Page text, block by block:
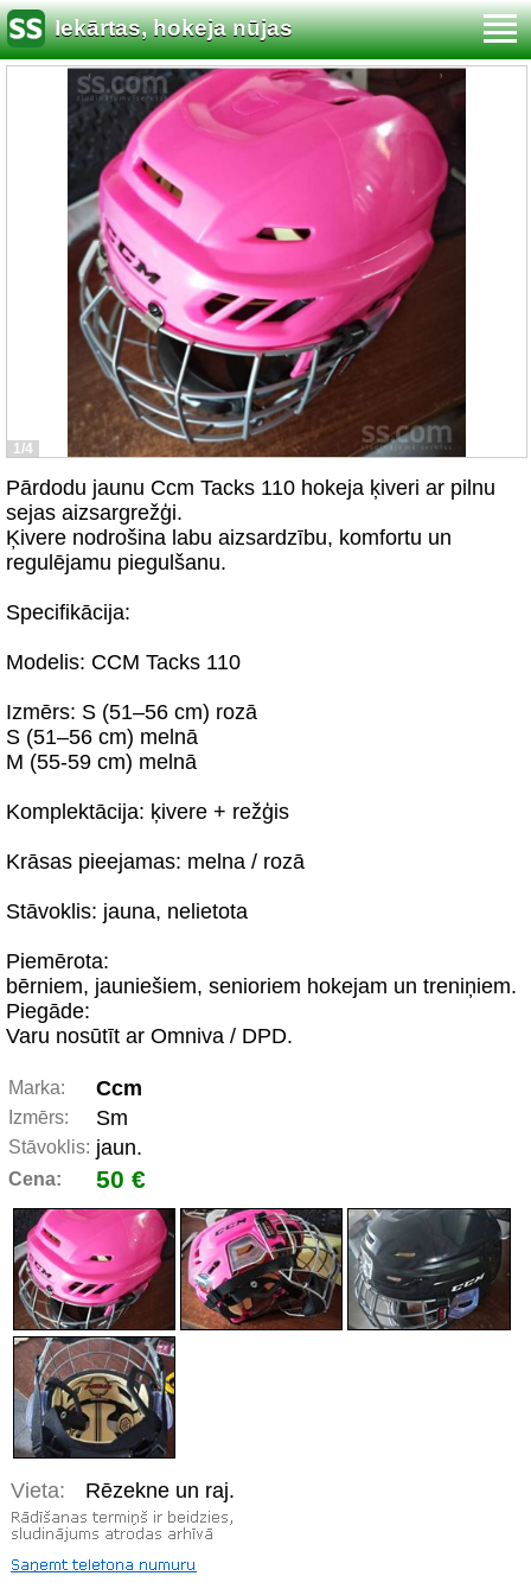
Iekārtas, hokeja nūjas
1/4
Pārdodu jaunu Ccm Tacks 110 hokeja ķiveri ar pilnu
sejas aizsargrežģi.
Ķivere nodrošina labu aizsardzību, komfortu un
regulējamu piegulšanu.
Specifikācija:
Modelis: CCM Tacks 110
Izmērs: S (51–56 cm) rozā
S (51–56 cm) melnā
M (55-59 cm) melnā
Komplektācija: ķivere + režģis
Krāsas pieejamas: melna / rozā
Stāvoklis: jauna, nelietota
Piemērota:
bērniem, jauniešiem, senioriem hokejam un treniņiem.
Piegāde:
Varu nosūtīt ar Omniva / DPD.
Marka: Ccm
Izmērs: Sm
Stāvoklis: jaun.
Cena: 50 €
Vieta: Rēzekne un raj.